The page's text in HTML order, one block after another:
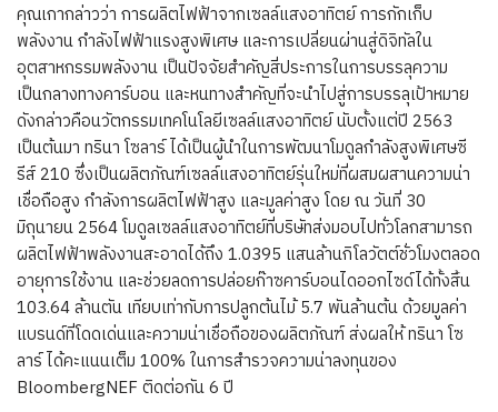
คุณเกากล่าวว่า การผลิตไฟฟ้าจากเซลล์แสงอาทิตย์ การกักเก็บ
พลังงาน กำลังไฟฟ้าแรงสูงพิเศษ และการเปลี่ยนผ่านสู่ดิจิทัลใน
อุตสาหกรรมพลังงาน เป็นปัจจัยสำคัญสี่ประการในการบรรลุความ
เป็นกลางทางคาร์บอน และหนทางสำคัญที่จะนำไปสู่การบรรลุเป้าหมาย
ดังกล่าวคือนวัตกรรมเทคโนโลยีเซลล์แสงอาทิตย์ นับตั้งแต่ปี 2563
เป็นต้นมา ทรินา โซลาร์ ได้เป็นผู้นำในการพัฒนาโมดูลกำลังสูงพิเศษซี
รีส์ 210 ซึ่งเป็นผลิตภัณฑ์เซลล์แสงอาทิตย์รุ่นใหม่ที่ผสมผสานความน่า
เชื่อถือสูง กำลังการผลิตไฟฟ้าสูง และมูลค่าสูง โดย ณ วันที่ 30
มิถุนายน 2564 โมดูลเซลล์แสงอาทิตย์ที่บริษัทส่งมอบไปทั่วโลกสามารถ
ผลิตไฟฟ้าพลังงานสะอาดได้ถึง 1.0395 แสนล้านกิโลวัตต์ชั่วโมงตลอด
อายุการใช้งาน และช่วยลดการปล่อยก๊าซคาร์บอนไดออกไซด์ได้ทั้งสิ้น
103.64 ล้านตัน เทียบเท่ากับการปลูกต้นไม้ 5.7 พันล้านต้น ด้วยมูลค่า
แบรนด์ที่โดดเด่นและความน่าเชื่อถือของผลิตภัณฑ์ ส่งผลให้ ทรินา โซ
ลาร์ ได้คะแนนเต็ม 100% ในการสำรวจความน่าลงทุนของ
BloombergNEF ติดต่อกัน 6 ปี